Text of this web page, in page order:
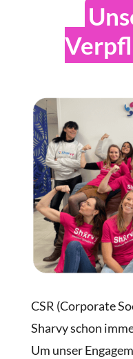
CSR (Corporate
Sharvy schon
Um unser